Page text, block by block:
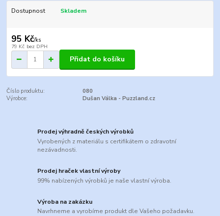
Dostupnost Skladem
95 Kč/ks
79 Kč bez DPH
Přidat do košíku
Číslo produktu:
080
Výrobce:
Dušan Válka - Puzzland.cz
Prodej výhradně českých výrobků
Vyrobených z materiálu s certifikátem o zdravotní
nezávadnosti.
Prodej hraček vlastní výroby
99% nabízených výrobků je naše vlastní výroba.
Výroba na zakázku
Navrhneme a vyrobíme produkt dle Vašeho požadavku.